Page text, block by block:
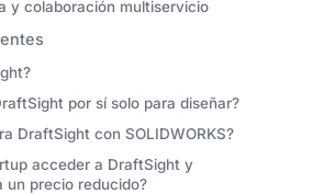
y colaboración multiservicio
por sí solo para diseñar?
DraftSight con SOLIDWORKS?
acceder a DraftSight y
un precio reducido?